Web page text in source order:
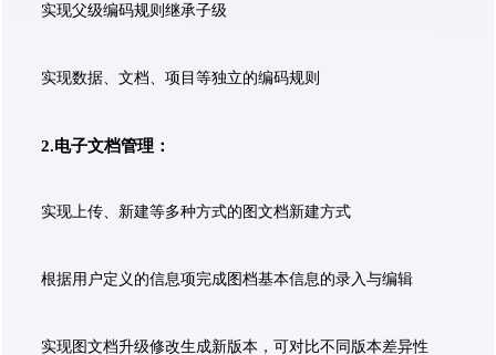
实现父级编码规则继承子级
实现数据、文档、项目等独立的编码规则
2.电子文档管理：
实现上传、新建等多种方式的图文档新建方式
根据用户定义的信息项完成图档基本信息的录入与编辑
实现图文档升级修改生成新版本，可对比不同版本差异性